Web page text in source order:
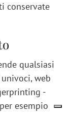
conservate
qualsiasi
web
-
esempio